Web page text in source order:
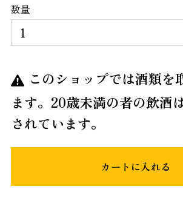
数量
このショップでは酒類を
ます。20歳未満の者の飲酒
されています。
カートに入れる